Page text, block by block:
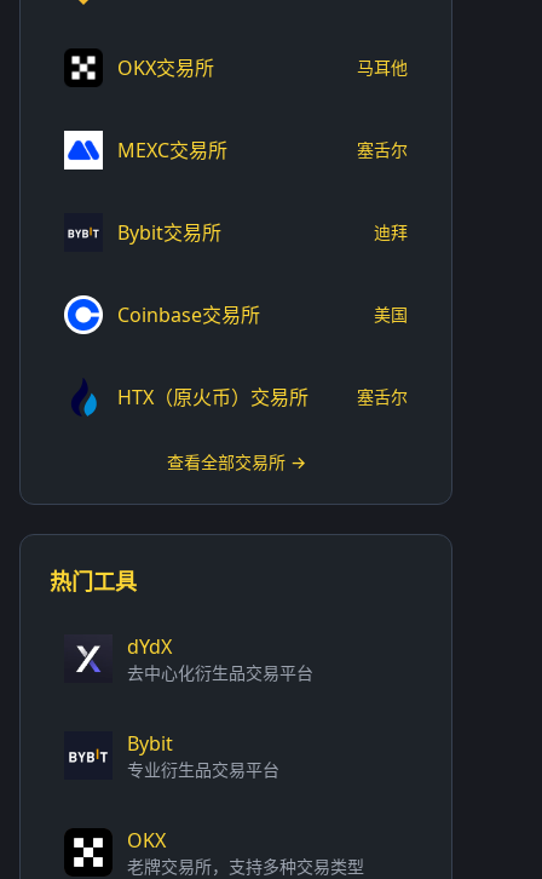
OKX交易所 马耳他
MEXC交易所 塞舌尔
Bybit交易所 迪拜
Coinbase交易所 美国
HTX（原火币）交易所 塞舌尔
查看全部交易所 →
热门工具
dYdX
去中心化衍生品交易平台
Bybit
专业衍生品交易平台
OKX
老牌交易所，支持多种交易类型